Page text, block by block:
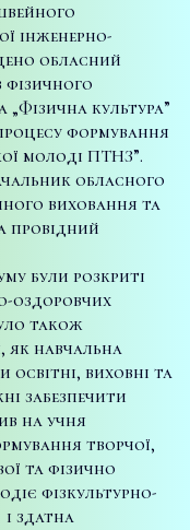
інженерно-
обласний
фізичного
культура”
формування
молоді ПТНЗ”.
обласного
виховання та
провідний
були розкриті
оздоровчих
також
як навчальна
виховні та
забезпечити
на учня
творчої,
та фізично
фізкультурно-
здатна